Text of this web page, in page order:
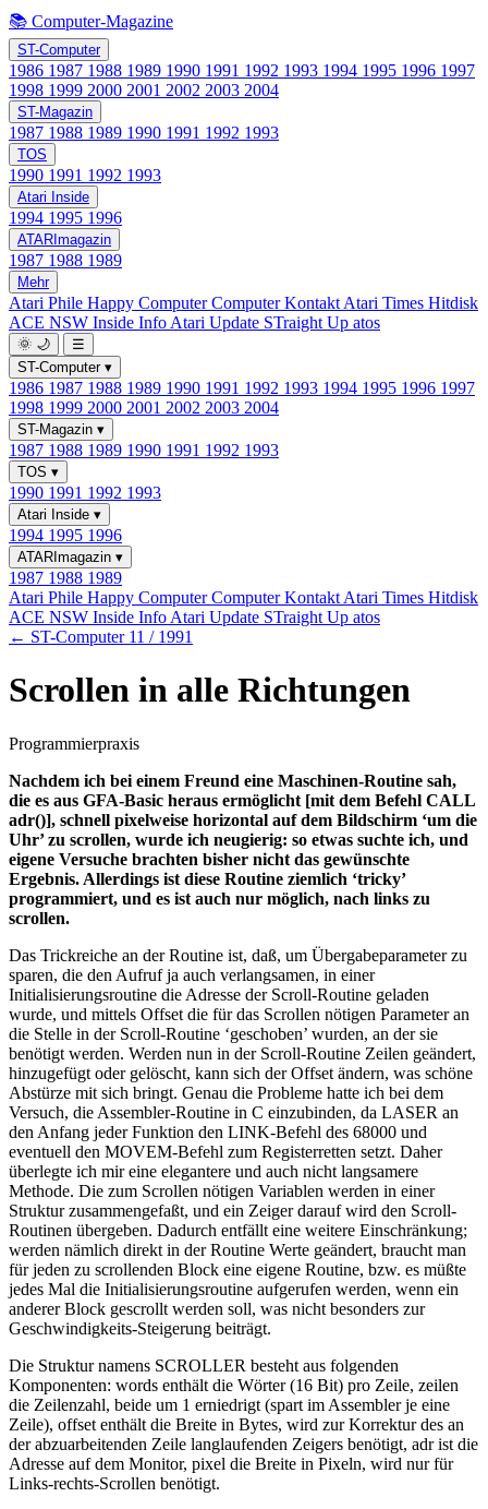
📚 Computer-Magazine
ST-Computer
1986 1987 1988 1989 1990 1991 1992 1993 1994 1995 1996 1997
1998 1999 2000 2001 2002 2003 2004
ST-Magazin
1987 1988 1989 1990 1991 1992 1993
TOS
1990 1991 1992 1993
Atari Inside
1994 1995 1996
ATARImagazin
1987 1988 1989
Mehr
Atari Phile Happy ComputerComputer Kontakt Atari Times Hitdisk
ACE NSW Inside Info Atari Update STraight Up atos
🌞 🌙
☰
ST-Computer ▾
1986 1987 1988 1989 1990 1991 1992 1993 1994 1995 1996 1997
1998 1999 2000 2001 2002 2003 2004
ST-Magazin ▾
1987 1988 1989 1990 1991 1992 1993
TOS ▾
1990 1991 1992 1993
Atari Inside ▾
1994 1995 1996
ATARImagazin ▾
1987 1988 1989
Atari Phile Happy ComputerComputer Kontakt Atari Times Hitdisk
ACE NSW Inside Info Atari Update STraight Up atos
← ST-Computer 11 / 1991
Scrollen in alle Richtungen
Programmierpraxis
Nachdem ich bei einem Freund eine Maschinen-Routine sah,
die es aus GFA-Basic heraus ermöglicht [mit dem Befehl CALL
adr()], schnell pixelweise horizontal auf dem Bildschirm ‘um die
Uhr’ zu scrollen, wurde ich neugierig: so etwas suchte ich, und
eigene Versuche brachten bisher nicht das gewünschte
Ergebnis. Allerdings ist diese Routine ziemlich ‘tricky’
programmiert, und es ist auch nur möglich, nach links zu
scrollen.
Das Trickreiche an der Routine ist, daß, um Übergabeparameter zu
sparen, die den Aufruf ja auch verlangsamen, in einer
Initialisierungsroutine die Adresse der Scroll-Routine geladen
wurde, und mittels Offset die für das Scrollen nötigen Parameter an
die Stelle in der Scroll-Routine ‘geschoben’ wurden, an der sie
benötigt werden. Werden nun in der Scroll-Routine Zeilen geändert,
hinzugefügt oder gelöscht, kann sich der Offset ändern, was schöne
Abstürze mit sich bringt. Genau die Probleme hatte ich bei dem
Versuch, die Assembler-Routine in C einzubinden, da LASER an
den Anfang jeder Funktion den LINK-Befehl des 68000 und
eventuell den MOVEM-Befehl zum Registerretten setzt. Daher
überlegte ich mir eine elegantere und auch nicht langsamere
Methode. Die zum Scrollen nötigen Variablen werden in einer
Struktur zusammengefaßt, und ein Zeiger darauf wird den Scroll-
Routinen übergeben. Dadurch entfällt eine weitere Einschränkung;
werden nämlich direkt in der Routine Werte geändert, braucht man
für jeden zu scrollenden Block eine eigene Routine, bzw. es müßte
jedes Mal die Initialisierungsroutine aufgerufen werden, wenn ein
anderer Block gescrollt werden soll, was nicht besonders zur
Geschwindigkeits-Steigerung beiträgt.
Die Struktur namens SCROLLER besteht aus folgenden
Komponenten: words enthält die Wörter (16 Bit) pro Zeile, zeilen
die Zeilenzahl, beide um 1 erniedrigt (spart im Assembler je eine
Zeile), offset enthält die Breite in Bytes, wird zur Korrektur des an
der abzuarbeitenden Zeile langlaufenden Zeigers benötigt, adr ist die
Adresse auf dem Monitor, pixel die Breite in Pixeln, wird nur für
Links-rechts-Scrollen benötigt.